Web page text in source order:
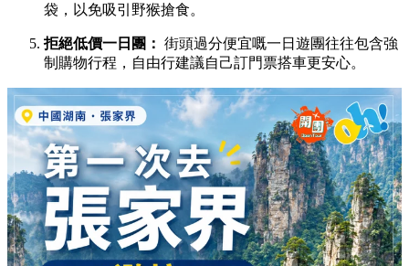
袋，以免吸引野猴搶食。
拒絕低價一日團： 街頭過分便宜嘅一日遊團往往包含強
制購物行程，自由行建議自己訂門票搭車更安心。